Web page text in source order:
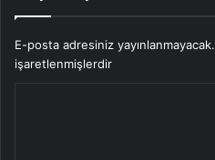
E-posta adresiniz yayınlanmayacak.
işaretlenmişlerdir